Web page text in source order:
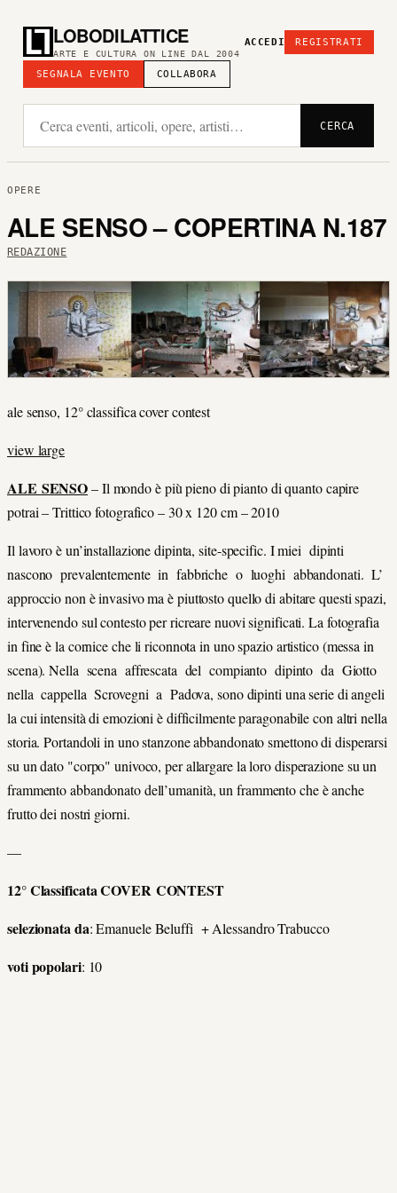
LOBODILATTICE
ARTE E CULTURA ON LINE DAL 2004
SEGNALA EVENTO COLLABORA
ACCEDI REGISTRATI
CERCA
OPERE
ALE SENSO – COPERTINA N.187
REDAZIONE
ale senso, 12° classifica cover contest
view large
ALE SENSO– Il mondo è più pieno di pianto di quanto capire
potrai – Trittico fotografico – 30 x 120 cm – 2010
Il lavoro è un’installazione dipinta, site-specific. I miei dipinti
nascono prevalentemente in fabbriche o luoghi abbandonati. L’
approccio non è invasivo ma è piuttosto quello di abitare questi spazi,
intervenendo sul contesto per ricreare nuovi significati. La fotografia
in fine è la cornice che li riconnota in uno spazio artistico (messa in
scena). Nella scena affrescata del compianto dipinto da Giotto
nella cappella Scrovegni a Padova, sono dipinti una serie di angeli
la cui intensità di emozioni è difficilmente paragonabile con altri nella
storia. Portandoli in uno stanzone abbandonato smettono di disperarsi
su un dato "corpo" univoco, per allargare la loro disperazione su un
frammento abbandonato dell’umanità, un frammento che è anche
frutto dei nostri giorni.
—
12° Classificata COVER CONTEST
selezionata da: Emanuele Beluffi + Alessandro Trabucco
voti popolari: 10